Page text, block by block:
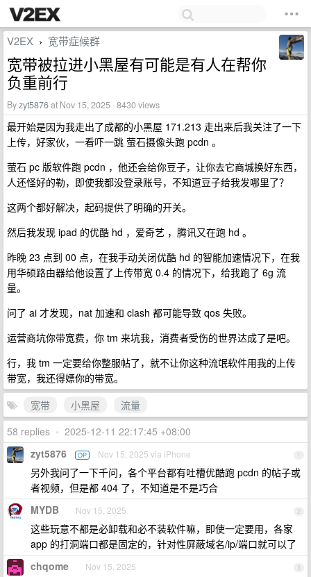
V2EX › 宽带症候群
宽带被拉进小黑屋有可能是有人在帮你
负重前行
Byzyt5876at Nov 15, 2025 · 8430 views
最开始是因为我走出了成都的小黑屋 171.213 走出来后我关注了一下
上传，好家伙，一看吓一跳 萤石摄像头跑 pcdn 。
萤石 pc 版软件跑 pcdn ，他还会给你豆子，让你去它商城换好东西，
人还怪好的勒，即使我都没登录账号，不知道豆子给我发哪里了？
这两个都好解决，起码提供了明确的开关。
然后我发现 ipad 的优酷 hd ，爱奇艺 ，腾讯又在跑 hd 。
昨晚 23 点到 00 点，在我手动关闭优酷 hd 的智能加速情况下，在我
用华硕路由器给他设置了上传带宽 0.4 的情况下，给我跑了 6g 流
量。
问了 ai 才发现，nat 加速和 clash 都可能导致 qos 失败。
运营商坑你带宽费，你 tm 来坑我，消费者受伤的世界达成了是吧。
行，我 tm 一定要给你整服帖了，就不让你这种流氓软件用我的上传
带宽，我还得嫖你的带宽。
宽带
小黑屋
流量
58 replies • 2025-12-11 22:17:45 +08:00
1
zyt5876 OP Nov 15, 2025 via iPhone
另外我问了一下千问，各个平台都有吐槽优酷跑 pcdn 的帖子或
者视频，但是都 404 了，不知道是不是巧合
2
MYDB Nov 15, 2025
这些玩意不都是必卸载和必不装软件嘛，即使一定要用，各家
app 的打洞端口都是固定的，针对性屏蔽域名/ip/端口就可以了
3
chqome Nov 15, 2025